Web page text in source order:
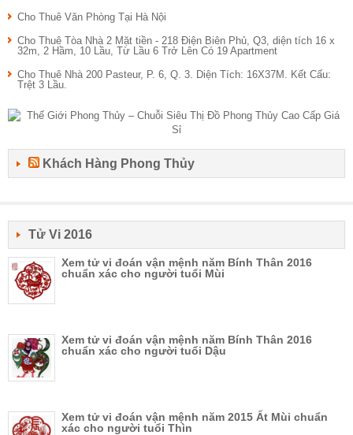
Cho Thuê Văn Phòng Tại Hà Nội
Cho Thuê Tòa Nhà 2 Mặt tiền - 218 Điện Biên Phủ, Q3, diện tích 16 x
32m, 2 Hầm, 10 Lầu, Từ Lầu 6 Trở Lên Có 19 Apartment
Cho Thuê Nhà 200 Pasteur, P. 6, Q. 3. Diện Tích: 16X37M. Kết Cấu:
Trệt 3 Lầu.
Khách Hàng Phong Thủy
Tử Vi 2016
Xem tử vi đoán vận mệnh năm Bính Thân 2016
chuẩn xác cho người tuổi Mùi
Xem tử vi đoán vận mệnh năm Bính Thân 2016
chuẩn xác cho người tuổi Dậu
Xem tử vi đoán vận mệnh năm 2015 Ất Mùi chuẩn
xác cho người tuổi Thìn